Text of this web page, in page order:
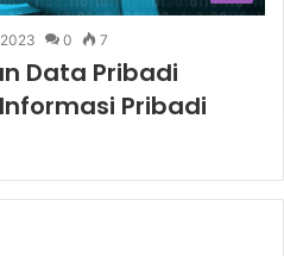
0 7
Data Pribadi
Pribadi